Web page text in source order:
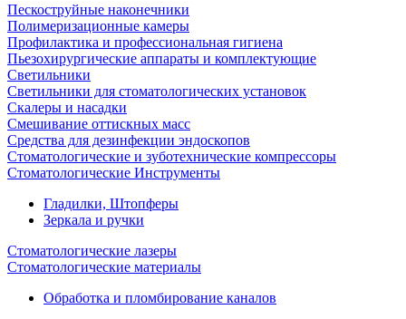
Пескоструйные наконечники
Полимеризационные камеры
Профилактика и профессиональная гигиена
Пьезохирургические аппараты и комплектующие
Светильники
Светильники для стоматологических установок
Скалеры и насадки
Смешивание оттискных масс
Средства для дезинфекции эндоскопов
Стоматологические и зуботехнические компрессоры
Стоматологические Инструменты
Гладилки, Штопферы
Зеркала и ручки
Стоматологические лазеры
Стоматологические материалы
Обработка и пломбирование каналов